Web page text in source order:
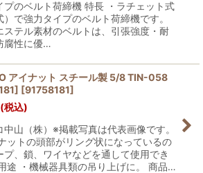
プのベルト荷締機 特長 ・ラチェット式
）で強力タイプのベルト荷締機です。
ステル素材のベルトは、引張強度・耐
腐性に優…
アイナット スチール製 5/8 TIN-058
[91758181]
(税込)
中山（株）※掲載写真は代表画像です。
ットの頭部がリング状になっているの
プ、鎖、ワイヤなどを通して使用でき
途 ・機械器具類の吊り上げに。 商品…